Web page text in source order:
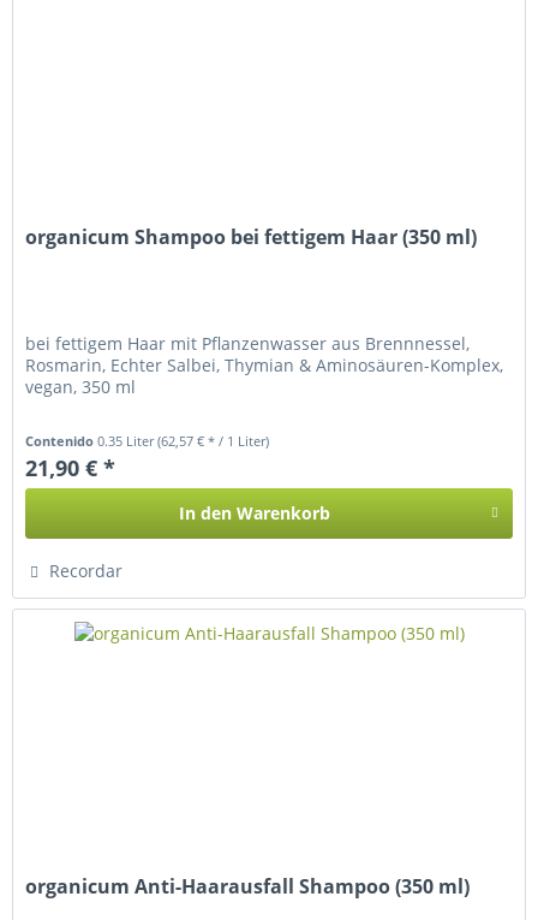
organicum Shampoo bei fettigem Haar (350 ml)
bei fettigem Haar mit Pflanzenwasser aus Brennnessel,
Rosmarin, Echter Salbei, Thymian & Aminosäuren-Komplex,
vegan, 350 ml
Contenido0.35 Liter(62,57 € * / 1 Liter)
21,90 € *
In den Warenkorb
Recordar
organicum Anti-Haarausfall Shampoo (350 ml)